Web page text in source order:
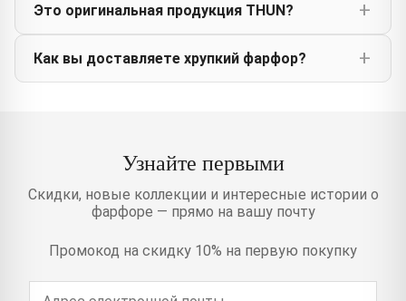
Это оригинальная продукция THUN?
Как вы доставляете хрупкий фарфор?
Узнайте первыми
Скидки, новые коллекции и интересные истории о
фарфоре — прямо на вашу почту
Промокод на скидку 10% на первую покупку